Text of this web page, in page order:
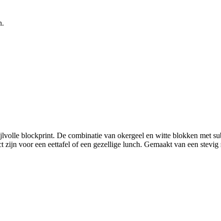
blockprint. De combinatie van okergeel en witte blokken met
voor een eettafel of een gezellige lunch. Gemaakt van een